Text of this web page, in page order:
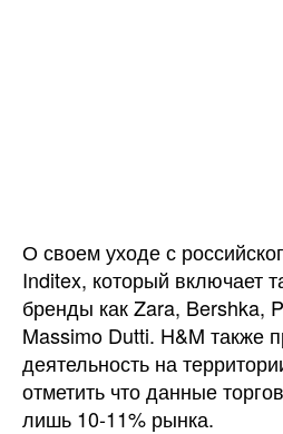
О своем уходе с
Inditex, который включает
бренды как Zara, Bershka,
Massimo Dutti. H&M также
деятельность на
отметить что данные
лишь 10-11% рынка.